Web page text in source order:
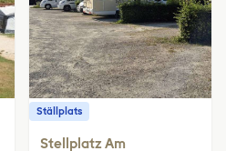
Ställplats
Stellplatz Am